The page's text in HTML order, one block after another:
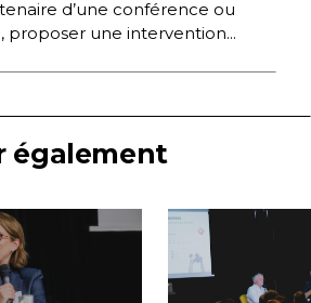
d’une conférence ou
proposer une intervention...
également